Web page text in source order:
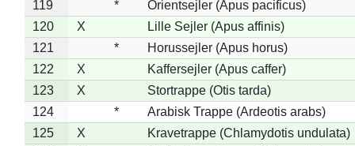
119
*
Orientsejler (Apus pacificus)
120
X
Lille Sejler (Apus affinis)
121
*
Horussejler (Apus horus)
122
X
Kaffersejler (Apus caffer)
123
X
Stortrappe (Otis tarda)
124
*
Arabisk Trappe (Ardeotis arabs)
125
X
Kravetrappe (Chlamydotis undulata)